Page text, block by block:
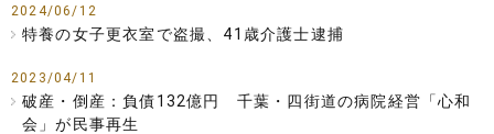
2024/06/12
特養の女子更衣室で盗撮、41歳介護士逮捕
2023/04/11
破産・倒産：負債132億円 千葉・四街道の病院経営「心和
会」が民事再生